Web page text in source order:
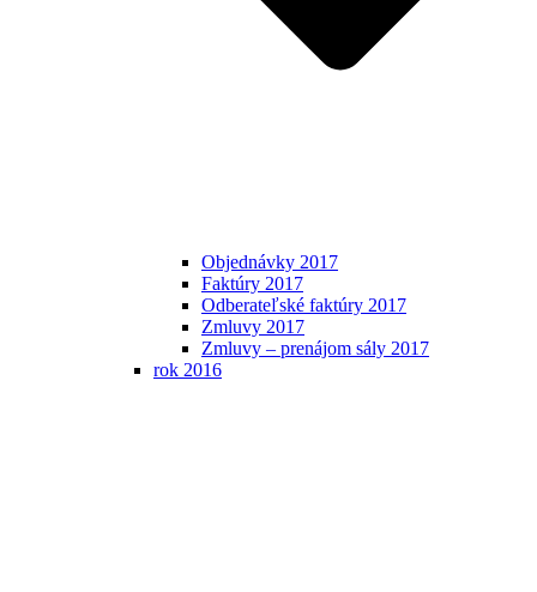
Objednávky 2017
Faktúry 2017
Odberateľské faktúry 2017
Zmluvy 2017
Zmluvy – prenájom sály 2017
rok 2016